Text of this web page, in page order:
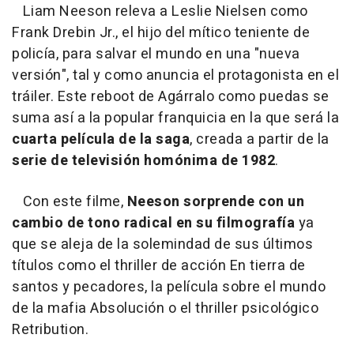
Liam Neeson releva a Leslie Nielsen como
Frank Drebin Jr., el hijo del mítico teniente de
policía, para salvar el mundo en una "nueva
versión", tal y como anuncia el protagonista en el
tráiler. Este reboot de Agárralo como puedas se
suma así a la popular franquicia en la que será la
cuarta película de la saga, creada a partir de la
serie de televisión homónima de 1982.
Con este filme, Neeson sorprende con un
cambio de tono radical en su filmografíaya
que se aleja de la solemindad de sus últimos
títulos como el thriller de acción En tierra de
santos y pecadores, la película sobre el mundo
de la mafia Absolución o el thriller psicológico
Retribution.